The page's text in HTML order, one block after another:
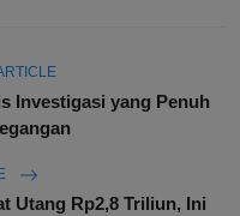
Investigasi yang Penuh
Utang Rp2,8 Triliun, Ini